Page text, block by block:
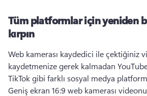
Tüm platformlar için yeniden
kırpın
Web kamerası kaydedici ile çektiğiniz
kaydetmenize gerek kalmadan
Geniş ekran 16:9 web kamerası